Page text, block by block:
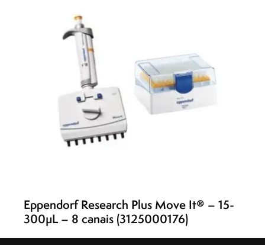
Eppendorf Research Plus Move It® – 15-
300µL – 8 canais (3125000176)